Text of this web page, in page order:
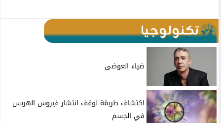
تكنولوجيا
ضياء العوضى
اكتشاف طريقة لوقف انتشار فيروس الهربس
في الجسم